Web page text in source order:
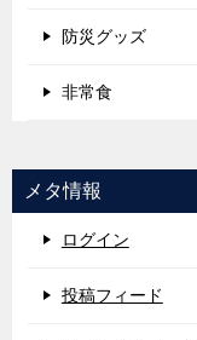
防災グッズ
非常食
メタ情報
ログイン
投稿フィード